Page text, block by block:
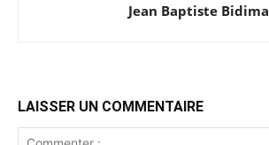
Jean Baptiste Bidima
LAISSER UN COMMENTAIRE